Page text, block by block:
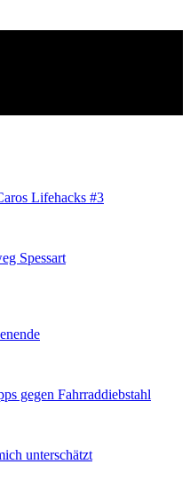
Lifehacks #3
Spessart
gegen Fahrraddiebstahl
unterschätzt